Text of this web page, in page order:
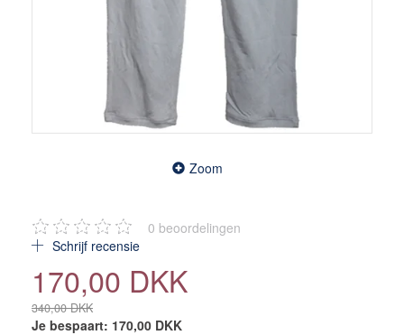
Zoom
0 beoordelingen
Schrijf recensie
170,00 DKK
340,00 DKK
Je bespaart: 170,00 DKK